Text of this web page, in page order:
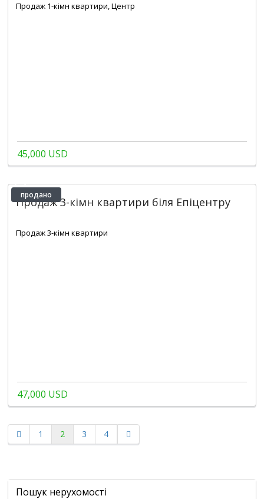
Продаж 1-кімн квартири, Центр
45,000 USD
продано
Продаж 3-кімн квартири біля Епіцентру
Продаж 3-кімн квартири
47,000 USD
1 2 3 4
Пошук нерухомості